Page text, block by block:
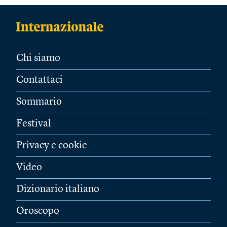
Chi siamo
Contattaci
Sommario
Festival
Privacy e cookie
Video
Dizionario italiano
Oroscopo